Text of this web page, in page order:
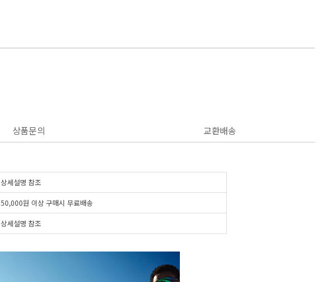
상품문의 교환배송
상세설명 참조
50,000원 이상 구매시 무료배송
상세설명 참조